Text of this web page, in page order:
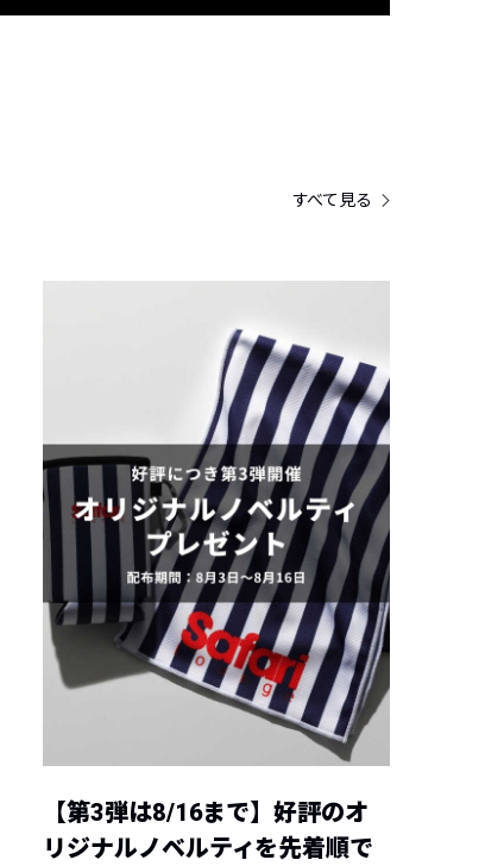
すべて見る
【第3弾は8/16まで】好評のオ
リジナルノベルティを先着順で